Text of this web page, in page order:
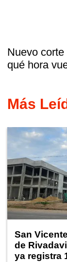
Nuevo
qué hora
Más
San
de
ya registra